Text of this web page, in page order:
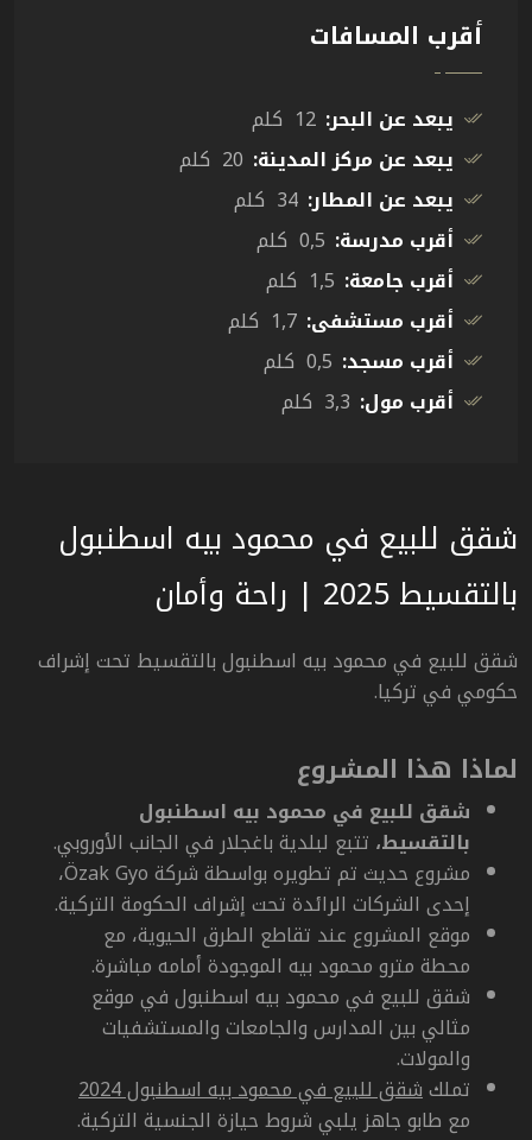
أقرب المسافات
يبعد عن البحر: 12 كلم
يبعد عن مركز المدينة: 20 كلم
يبعد عن المطار: 34 كلم
أقرب مدرسة: 0,5 كلم
أقرب جامعة: 1,5 كلم
أقرب مستشفى: 1,7 كلم
أقرب مسجد: 0,5 كلم
أقرب مول: 3,3 كلم
شقق للبيع في محمود بيه اسطنبول
بالتقسيط 2025 | راحة وأمان
شقق للبيع في محمود بيه اسطنبول بالتقسيط تحت إشراف
حكومي في تركيا.
لماذا هذا المشروع
شقق للبيع في محمود بيه اسطنبول
بالتقسيط، تتبع لبلدية باغجلار في الجانب الأوروبي.
مشروع حديث تم تطويره بواسطة شركةÖzak Gyo،
إحدى الشركات الرائدة تحت إشراف الحكومة التركية.
موقع المشروع عند تقاطع الطرق الحيوية، مع
محطة مترو محمود بيه الموجودة أمامه مباشرة.
شقق للبيع في محمود بيه اسطنبول في موقع
مثالي بين المدارس والجامعات والمستشفيات
والمولات.
تملكشقق للبيع في محمود بيه اسطنبول 2024
مع طابو جاهز يلبي شروط حيازة الجنسية التركية.